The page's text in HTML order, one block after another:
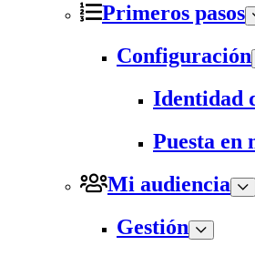
Primeros pasos
Configuración
Identidad
Puesta en
Mi audiencia
Gestión